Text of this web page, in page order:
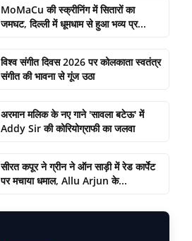
MoMaCu की स्क्रीनिंग में सितारों का
जमघट, दिल्ली में धूमधाम से हुआ भव्य प्र...
विश्व संगीत दिवस 2026 पर कोलकाता स्वतंत्र
संगीत की भावना से गूंज उठा
अरमान मलिक के नए गाने 'सावला बटेऊ' में
Addy Sir की कोरियोग्राफी का जलवा
सीरत कपूर ने ग्रीन ने ऑन साड़ी में रेड कार्पेट
पर मचाया धमाल, Allu Arjun के...